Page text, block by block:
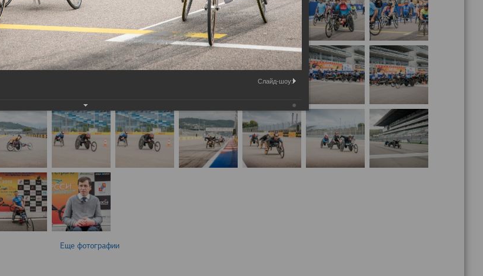
Еще фотографии
Слайд-шоу: